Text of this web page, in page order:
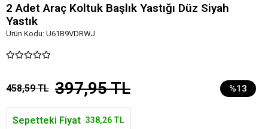
2 Adet Araç Koltuk Başlık Yastığı Düz Siyah
Yastık
Ürün Kodu: U61B9VDRWJ
458,59 TL 397,95 TL %13
Sepetteki Fiyat 338,26 TL